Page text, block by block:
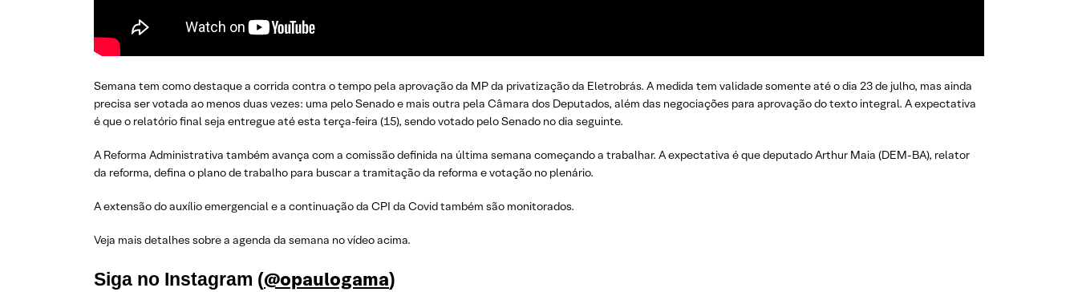
Semana tem como destaque a corrida contra o tempo pela aprovação da MP da privatização da Eletrobrás. A medida tem validade somente até o dia 23 de julho, mas ainda
precisa ser votada ao menos duas vezes: uma pelo Senado e mais outra pela Câmara dos Deputados, além das negociações para aprovação do texto integral. A expectativa
é que o relatório final seja entregue até esta terça-feira (15), sendo votado pelo Senado no dia seguinte.
A Reforma Administrativa também avança com a comissão definida na última semana começando a trabalhar. A expectativa é que deputado Arthur Maia (DEM-BA), relator
da reforma, defina o plano de trabalho para buscar a tramitação da reforma e votação no plenário.
A extensão do auxílio emergencial e a continuação da CPI da Covid também são monitorados.
Veja mais detalhes sobre a agenda da semana no vídeo acima.
Siga no Instagram (@opaulogama)